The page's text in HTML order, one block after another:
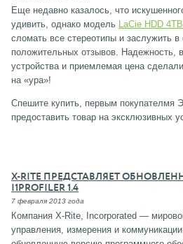
Еще недавно казалось, что
удивить, однако модель
LaCie HDD
сломать все стереотипы и заслужить
положительных отзывов. Надежность,
устройства и приемлемая цена
на «ура»!
Спешите купить, первым покупателмя
предоставить товар на эксклюзивных
X-RITE ПРЕДСТАВЛЯЕТ
I1PROFILER 1.4
7 февраля 2013 года
Компания X-Rite, Incorporated —
управления, измерения и